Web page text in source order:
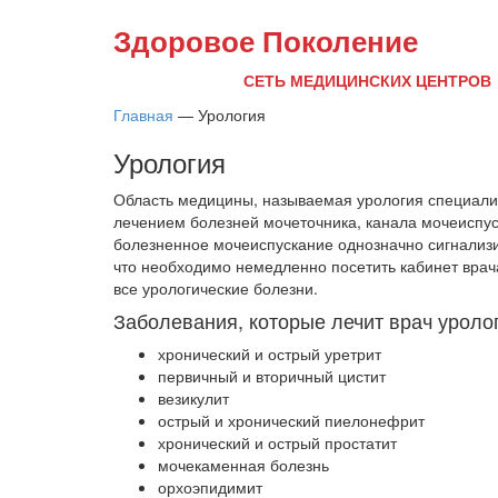
Здоровое Поколение
СЕТЬ МЕДИЦИНСКИХ ЦЕНТРОВ
Главная — Урология
Урология
Область медицины, называемая урология
лечением болезней мочеточника, канала
болезненное мочеиспускание однозначно
что необходимо немедленно посетить кабинет
все урологические болезни.
Заболевания, которые лечит врач
хронический и острый уретрит
первичный и вторичный цистит
везикулит
острый и хронический пиелонефрит
хронический и острый простатит
мочекаменная болезнь
орхоэпидимит